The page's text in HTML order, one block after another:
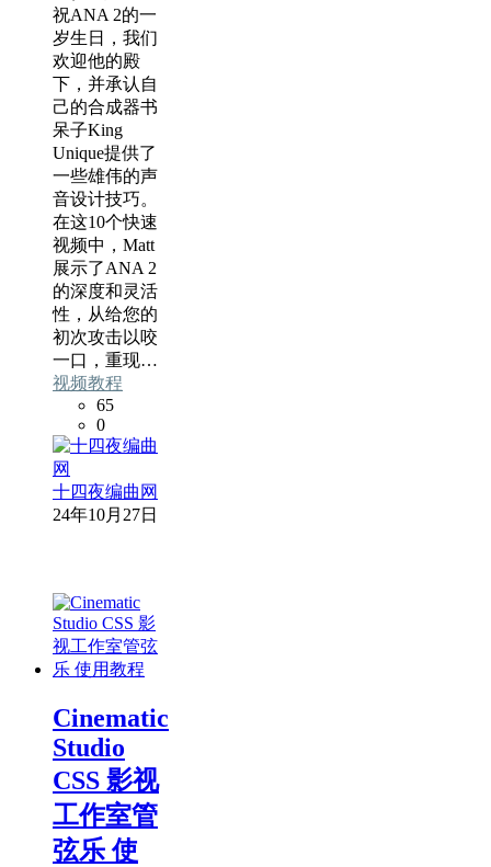
祝ANA 2的一
岁生日，我们
欢迎他的殿
下，并承认自
己的合成器书
呆子King
Unique提供了
一些雄伟的声
音设计技巧。
在这10个快速
视频中，Matt
展示了ANA 2
的深度和灵活
性，从给您的
初次攻击以咬
一口，重现…
视频教程
65
0
十四夜编曲网
24年10月27日
Cinematic
Studio
CSS 影视
工作室管
弦乐 使